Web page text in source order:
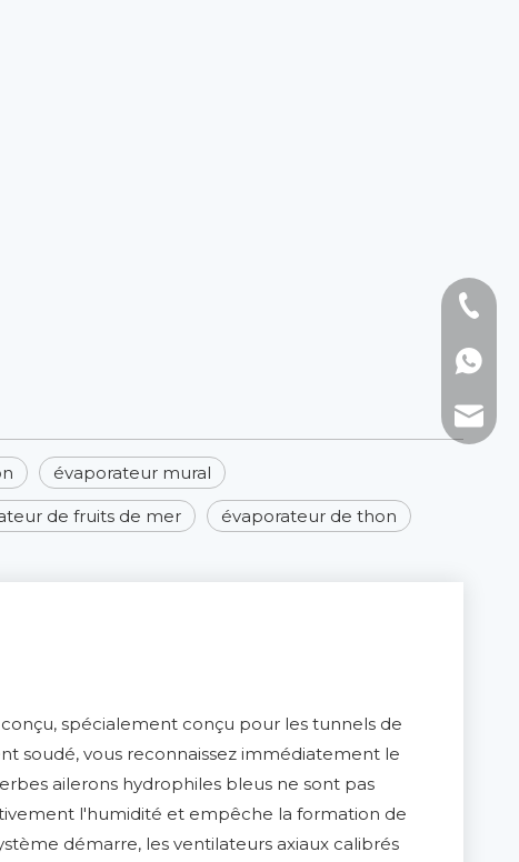
évaporateur mural
de fruits de mer évaporateur de thon
spécialement conçu pour les tunnels de
soudé, vous reconnaissez immédiatement le
ailerons hydrophiles bleus ne sont pas
l'humidité et empêche la formation de
démarre, les ventilateurs axiaux calibrés
Tél :